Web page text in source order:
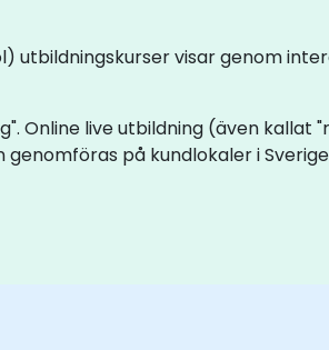
utbildningskurser visar genom
Online live utbildning (även kallat
genomföras på kundlokaler i